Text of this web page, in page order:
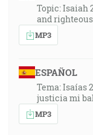
Topic: Isaiah
and
MP3
ESPAÑOL
Tema: Isaías
justicia mi
MP3